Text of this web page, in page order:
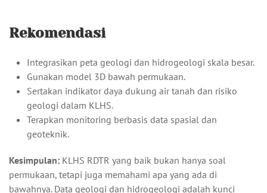
Rekomendasi
Integrasikan peta geologi dan hidrogeologi skala besar.
Gunakan model 3D bawah permukaan.
Sertakan indikator daya dukung air tanah dan risiko
geologi dalam KLHS.
Terapkan monitoring berbasis data spasial dan
geoteknik.
Kesimpulan: KLHS RDTR yang baik bukan hanya soal
permukaan, tetapi juga memahami apa yang ada di
bawahnya. Data geologi dan hidrogeologi adalah kunci